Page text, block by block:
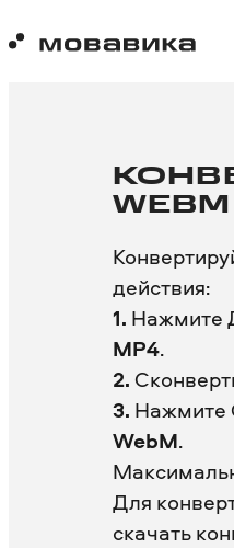
WEBM
действия:
1. Нажмите
MP4.
2.
3. Нажмите
WebM.
Для
скачать